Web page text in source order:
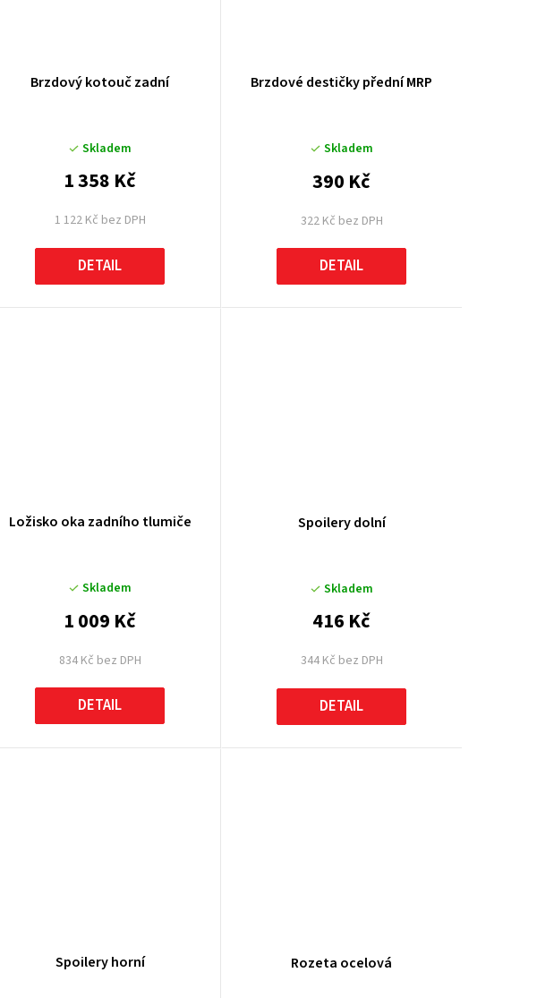
Brzdový kotouč zadní
Skladem
1 122 Kč bez DPH
1 358 Kč
DETAIL
Brzdové destičky přední MRP
Skladem
322 Kč bez DPH
390 Kč
DETAIL
Ložisko oka zadního tlumiče
Skladem
834 Kč bez DPH
1 009 Kč
DETAIL
Spoilery dolní
Skladem
344 Kč bez DPH
416 Kč
DETAIL
Spoilery horní Rozeta ocelová